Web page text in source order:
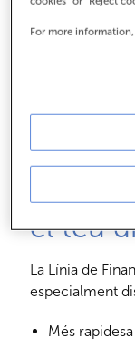
el teu
La Línia de
especialment
Més
For more